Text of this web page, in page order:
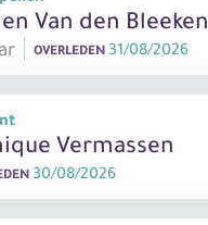
Van den Bleeken
OVERLEDEN 31/08/2026
Vermassen
30/08/2026